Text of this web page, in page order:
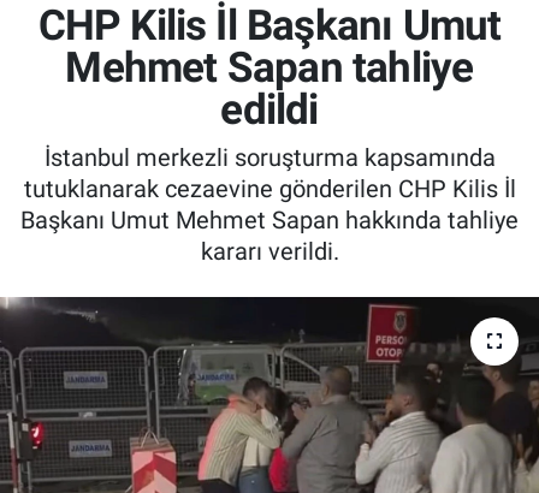
CHP Kilis İl Başkanı Umut
Mehmet Sapan tahliye
edildi
İstanbul merkezli soruşturma kapsamında
tutuklanarak cezaevine gönderilen CHP Kilis İl
Başkanı Umut Mehmet Sapan hakkında tahliye
kararı verildi.
Ekonomi
İnanç
Kadın & Aile
Sağlık
Siyaset
Teknoloji
Son Dakika Haberleri